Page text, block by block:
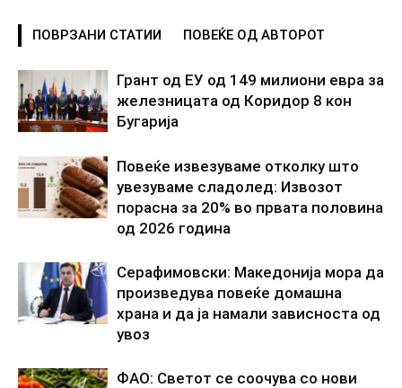
ПОВРЗАНИ СТАТИИ ПОВЕЌЕ ОД АВТОРОТ
Грант од ЕУ од 149 милиони евра за
железницата од Коридор 8 кон
Бугарија
Повеќе извезуваме отколку што
увезуваме сладолед: Извозот
порасна за 20% во првата половина
од 2026 година
Серафимовски: Македонија мора да
произведува повеќе домашна
храна и да ја намали зависноста од
увоз
ФАО: Светот се соочува со нови